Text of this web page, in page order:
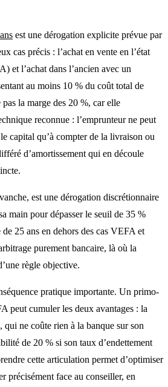
est une dérogation explicite prévue par
cas précis : l’achat en vente en l’état
et l’achat dans l’ancien avec un
au moins 10 % du coût total de
la marge des 20 %, car elle
reconnue : l’emprunteur ne peut
capital qu’à compter de la livraison ou
d’amortissement qui en découle
est une dérogation discrétionnaire
main pour dépasser le seuil de 35 %
de 25 ans en dehors des cas VEFA et
purement bancaire, là où la
règle objective.
pratique importante. Un primo-
peut cumuler les deux avantages : la
qui ne coûte rien à la banque sur son
de 20 % si son taux d’endettement
cette articulation permet d’optimiser
précisément face au conseiller, en